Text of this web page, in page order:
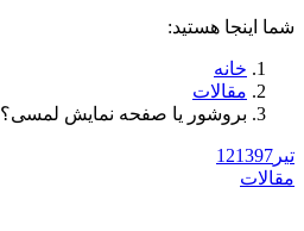
شما اینجا هستید:
خانه
مقالات
بروشور یا صفحه نمایش لمسی؟
تیر 121397
مقالات